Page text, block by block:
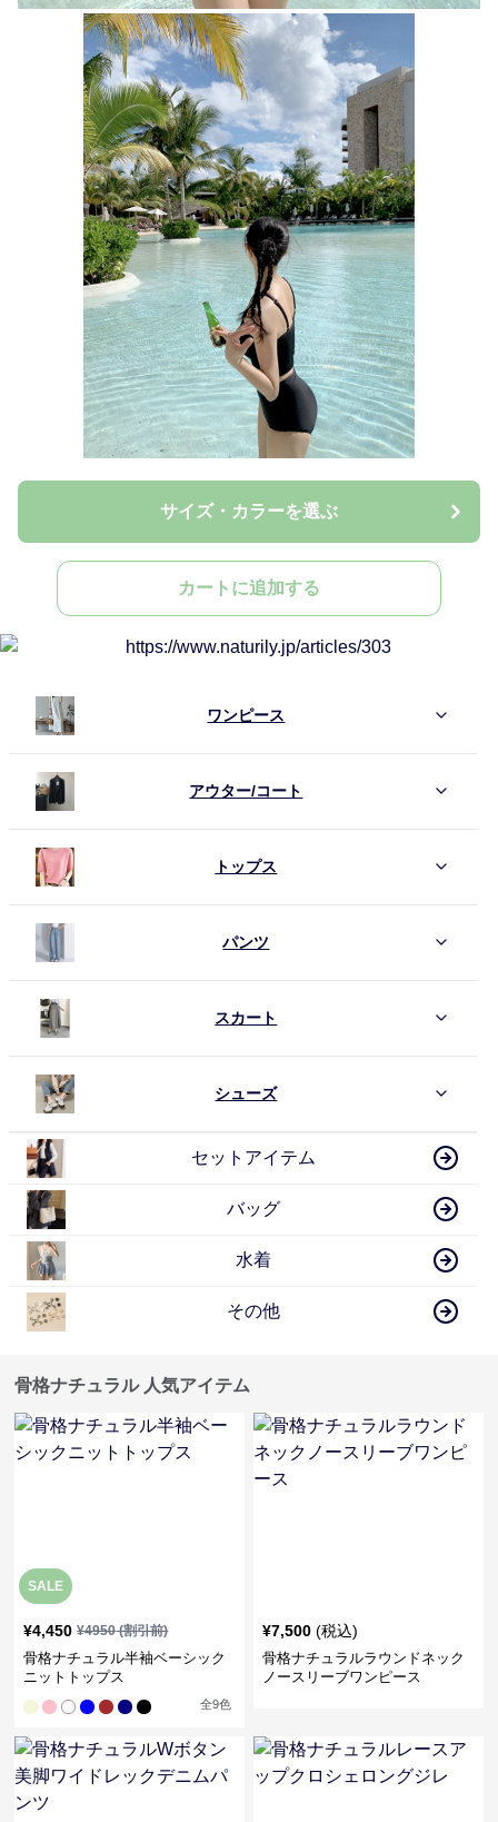
サイズ・カラーを選ぶ
カートに追加する
ワンピース
アウター/コート
トップス
パンツ
スカート
シューズ
セットアイテム
バッグ
水着
その他
骨格ナチュラル 人気アイテム
SALE
¥4,450 ¥4950(割引前)
骨格ナチュラル半袖ベーシック
ニットトップス
全9色
¥7,500 (税込)
骨格ナチュラルラウンドネック
ノースリーブワンピース